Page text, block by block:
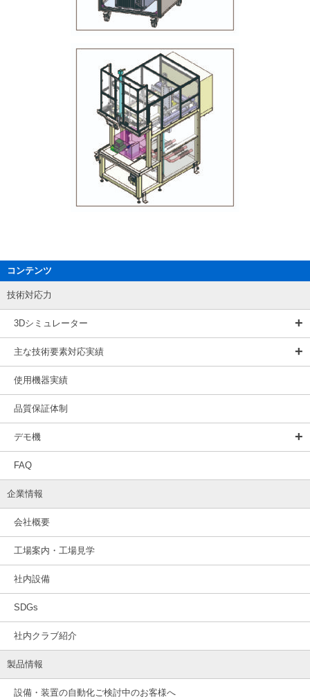
コンテンツ
技術対応力
3Dシミュレーター
主な技術要素対応実績
使用機器実績
品質保証体制
デモ機
FAQ
企業情報
会社概要
工場案内・工場見学
社内設備
SDGs
社内クラブ紹介
製品情報
設備・装置の自動化ご検討中のお客様へ